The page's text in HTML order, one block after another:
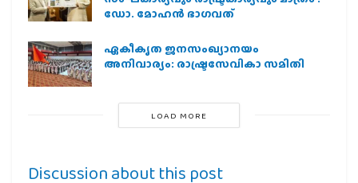
ഡോ. മോഹൻ ഭാഗവത്
ഏകീകൃത ജനസംഖ്യാനയം
അനിവാര്യം: രാഷ്ട്രസേവികാ സമിതി
LOAD MORE
Discussion about this post